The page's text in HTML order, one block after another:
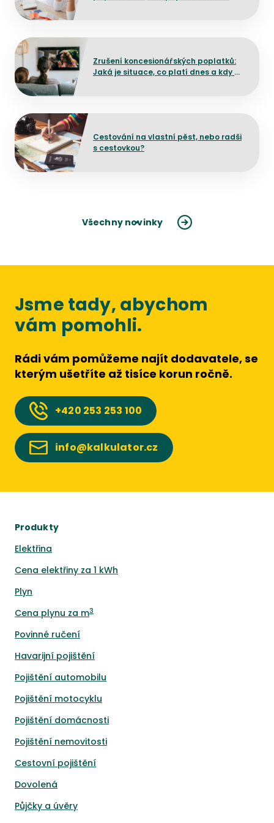
Zrušení koncesionářských poplatků:
Jaká je situace, co platí dnes a kdy by
Přejít na detail článku
Cestování na vlastní pěst, nebo radši
s cestovkou?
Přejít na detail článku
Všechny novinky
Jsme tady, abychom
vám pomohli.
Rádi vám pomůžeme najít dodavatele, se
kterým ušetříte až tisíce korun ročně.
+420 253 253 100
info@kalkulator.cz
Produkty
Elektřina
Cena elektřiny za 1 kWh
Plyn
Cena plynu za m3
Povinné ručení
Havarijní pojištění
Pojištění automobilu
Pojištění motocyklu
Pojištění domácnosti
Pojištění nemovitosti
Cestovní pojištění
Dovolená
Půjčky a úvěry